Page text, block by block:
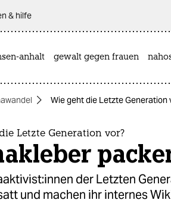
& hilfe
anhalt gewalt gegen frauen
Wie geht die Letzte Generation
Letzte Generation vor?
der Letzten
und machen ihr internes